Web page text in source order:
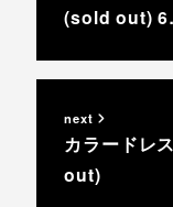
(sold out)
next
カラードレ
out)